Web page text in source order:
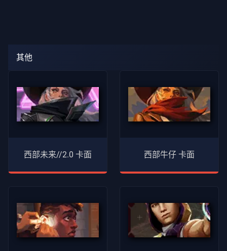
其他
西部未来//2.0 卡面 西部牛仔 卡面